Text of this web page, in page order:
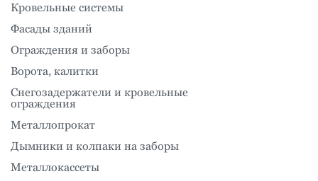
Кровельные системы
Фасады зданий
Ограждения и заборы
Ворота, калитки
Снегозадержатели и кровельные
ограждения
Металлопрокат
Дымники и колпаки на заборы
Металлокассеты